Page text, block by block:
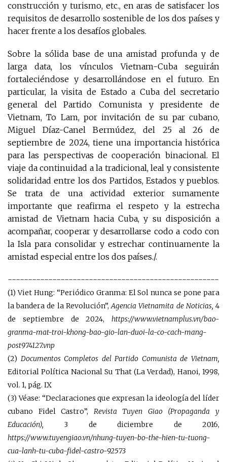
construcción y turismo, etc., en aras de satisfacer los
requisitos de desarrollo sostenible de los dos países y
hacer frente a los desafíos globales.
Sobre la sólida base de una amistad profunda y de
larga data, los vínculos Vietnam-Cuba seguirán
fortaleciéndose y desarrollándose en el futuro. En
particular, la visita de Estado a Cuba del secretario
general del Partido Comunista y presidente de
Vietnam, To Lam, por invitación de su par cubano,
Miguel Díaz-Canel Bermúdez, del 25 al 26 de
septiembre de 2024, tiene una importancia histórica
para las perspectivas de cooperación binacional. El
viaje da continuidad a la tradicional, leal y consistente
solidaridad entre los dos Partidos, Estados y pueblos.
Se trata de una actividad exterior sumamente
importante que reafirma el respeto y la estrecha
amistad de Vietnam hacia Cuba, y su disposición a
acompañar, cooperar y desarrollarse codo a codo con
la Isla para consolidar y estrechar continuamente la
amistad especial entre los dos países./.
----------------------------------------------------
(1) Viet Hung: “Periódico Granma: El Sol nunca se pone para
la bandera de la Revolución”,Agencia Vietnamita de Noticias, 4
de septiembre de 2024, https://www.vietnamplus.vn/bao-
granma-mat-troi-khong-bao-gio-lan-duoi-la-co-cach-mang-
post974127.vnp
(2) Documentos Completos del Partido Comunista de Vietnam,
Editorial Política Nacional Su That (La Verdad), Hanoi, 1998,
vol. 1, pág. IX
(3) Véase: “Declaraciones que expresan la ideología del líder
cubano Fidel Castro”, Revista Tuyen Giao (Propaganda y
Educación), 3 de diciembre de 2016,
https://www.tuyengiao.vn/nhung-tuyen-bo-the-hien-tu-tuong-
cua-lanh-tu-cuba-fidel-castro-92573